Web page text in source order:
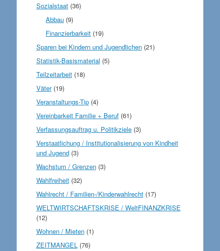
Sozialstaat(36)
Abbau (9)
Finanzierbarkeit (19)
Sparen bei Kindern und Jugendlichen(21)
Statistik-Basismaterial (5)
Teilzeitarbeit(18)
Väter(19)
Veranstaltungs-Tip(4)
Vereinbarkeit Familie + Beruf(61)
Verfassungsauftrag u. Politikziele(3)
Verstaatlichung / Institutionalisierung von Kindheit
und Jugend(3)
Wachstum / Grenzen(3)
Wahlfreiheit(32)
Wahlrecht / Familien-/Kinderwahlrecht(17)
WELTWIRTSCHAFTSKRISE / WeltFINANZKRISE
(12)
Wohnen / Mieten(1)
ZEITMANGEL(76)